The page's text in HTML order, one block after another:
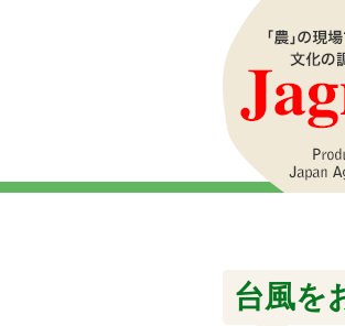
台風を